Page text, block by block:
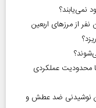
نمی‌یابند؟
از ۱۰.۵ میلیون نفر با محدودیت عملکردی
نوشیدنی ضد عطش و